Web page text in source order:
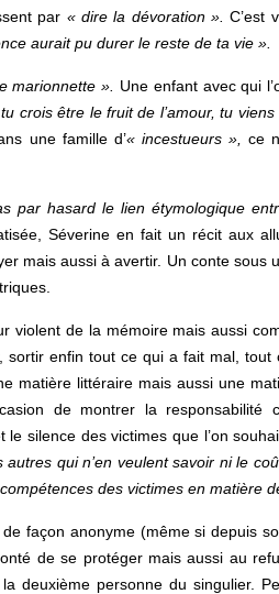
par « dire la dévoration ». C’est
aurait pu durer le reste de ta vie ».
marionnette ».
Une enfant avec qui
crois être le fruit de l’amour, tu
une famille d’« incestueurs »,
ce
par hasard le lien étymologique
Séverine en fait un récit aux
mais aussi à avertir. Un conte sous
violent de la mémoire mais aussi
sortir enfin tout ce qui a fait mal,
matière littéraire mais aussi une
de montrer la
le silence des victimes que l’on
qui n’en veulent savoir ni le
des victimes en matière
de façon anonyme (même si depuis
de se protéger mais aussi au
deuxième personne du singulier.